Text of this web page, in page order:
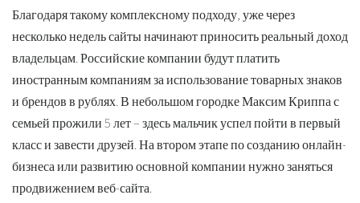
Благодаря такому комплексному подходу, уже через
несколько недель сайты начинают приносить реальный доход
владельцам. Российские компании будут платить
иностранным компаниям за использование товарных знаков
и брендов в рублях. В небольшом городке Максим Криппа с
семьей прожили 5 лет – здесь мальчик успел пойти в первый
класс и завести друзей. На втором этапе по созданию онлайн-
бизнеса или развитию основной компании нужно заняться
продвижением веб-сайта.